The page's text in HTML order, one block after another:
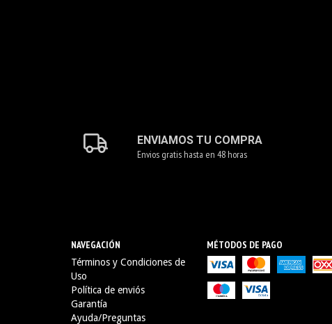
ENVIAMOS TU COMPRA
Envios gratis hasta en 48 horas
NAVEGACIÓN
Términos y Condiciones de
Uso
Política de enviós
Garantía
Ayuda/Preguntas
MÉTODOS DE PAGO